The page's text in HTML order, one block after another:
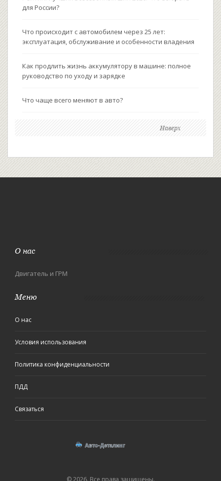
для России?
Что происходит с автомобилем через 25 лет:
эксплуатация, обслуживание и особенности владения
Как продлить жизнь аккумулятору в машине: полное
руководство по уходу и зарядке
Что чаще всего меняют в авто?
Наверх
О нас
Двигатель и ГРМ
Меню
О нас
Условия использования
Политика конфиденциальности
ПДД
Связаться
© 2026. Все права защищены.